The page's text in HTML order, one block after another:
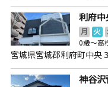
利府
月 火
0歳～高
宮城県宮城郡利府町中央
神谷